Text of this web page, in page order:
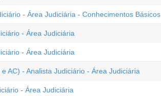
- Área Judiciária - Conhecimentos Básicos
- Área Judiciária
- Área Judiciária
AC) - Analista Judiciário - Área Judiciária
- Área Judiciária